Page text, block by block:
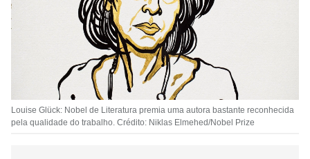
Louise Glück: Nobel de Literatura premia uma autora bastante reconhecida
pela qualidade do trabalho. Crédito: Niklas Elmehed/Nobel Prize